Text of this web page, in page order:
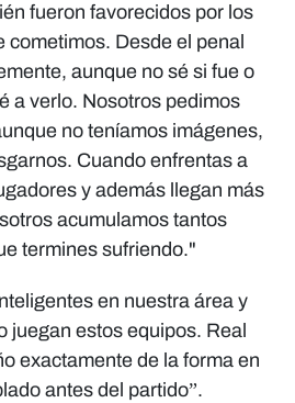
fueron favorecidos por los
cometimos. Desde el penal
aunque no sé si fue o
a verlo. Nosotros pedimos
no teníamos imágenes,
Cuando enfrentas a
y además llegan más
acumulamos tantos
termines sufriendo."​​​​​​
en nuestra área y
juegan estos equipos. Real
exactamente de la forma en
antes del partido”.​​​​​​